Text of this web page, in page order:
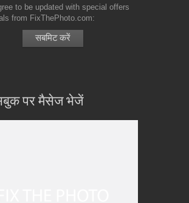
to be updated with special offers
from FixThePhoto.com
पर मैसेज भेजें